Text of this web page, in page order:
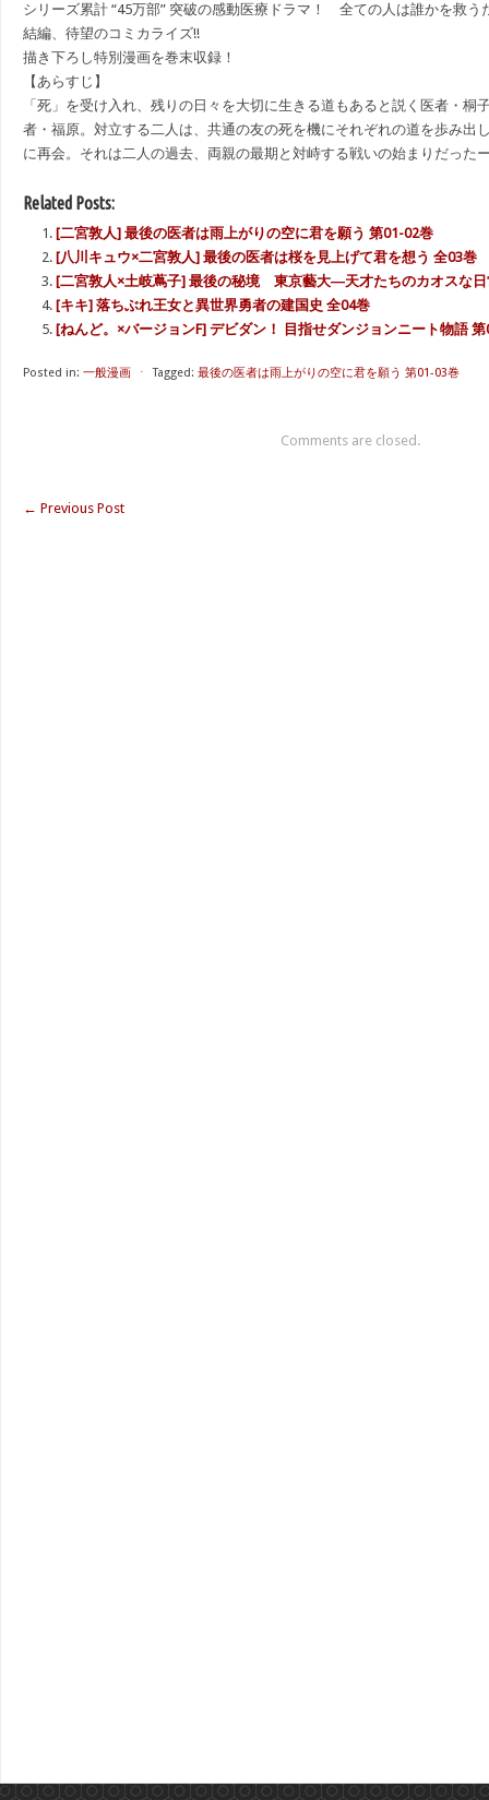
シリーズ累計 “45万部” 突破の感動医療ドラマ！ 全ての人は誰かを救う
結編、待望のコミカライズ!!
描き下ろし特別漫画を巻末収録！
【あらすじ】
「死」を受け入れ、残りの日々を大切に生きる道もあると説く医者・桐
者・福原。対立する二人は、共通の友の死を機にそれぞれの道を歩み出
に再会。それは二人の過去、両親の最期と対峙する戦いの始まりだった
Related Posts:
[二宮敦人] 最後の医者は雨上がりの空に君を願う 第01-02巻
[八川キュウ×二宮敦人] 最後の医者は桜を見上げて君を想う 全03巻
[二宮敦人×土岐蔦子] 最後の秘境 東京藝大―天才たちのカオスな
[キキ] 落ちぶれ王女と異世界勇者の建国史 全04巻
[ねんど。×バージョンF] デビダン！ 目指せダンジョンニート物語
Posted in: 一般漫画 ⋅ Tagged: 最後の医者は雨上がりの空に君を願う 第01-03巻
Comments are closed.
← Previous Post